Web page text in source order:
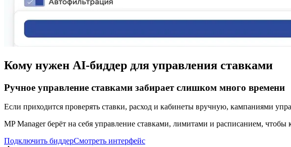
Кому нужен AI-биддер для управления ставками
Ручное управление ставками забирает слишком много времени
Если приходится проверять ставки, расход и кабинеты вручную, кампаниями
MP Manager берёт на себя управление ставками, лимитами и расписанием, чтобы
Подключить биддерСмотреть интерфейс